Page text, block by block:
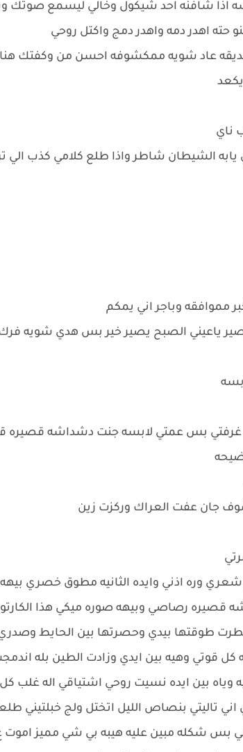
اذا شافنه احد شيكول وخالي ليسمع صوتك
حته اهدر دمه واهدر دمج واكتل روحي
عاد شويه ممكشوفه احسن من وكفتك هنا
ناي
الشيطان شاطر واذا طلع كلامي كذب الي
مموافقه وباجر اني يمكم
ياعيني الصبح يصير خير بس هدي شويه
بس عمتي لابسه جنت دشداشه قصيره
جان عفت العراك وركزت زين
وره اذني وايده الثانيه مطوق خصري
رصاصي وبيهه صوره ميكي هذا
طوقتها بيدي وحصرتها بين الحايط
وهيه بين ايدي وزادت الطين بله
بين ايده نسيت روحي اشتياقي اله غلب
تاليتي بنصاص الليل اتختل ولج خبلتيني
بس شكله مبين عليه هيبه بي شي مميز